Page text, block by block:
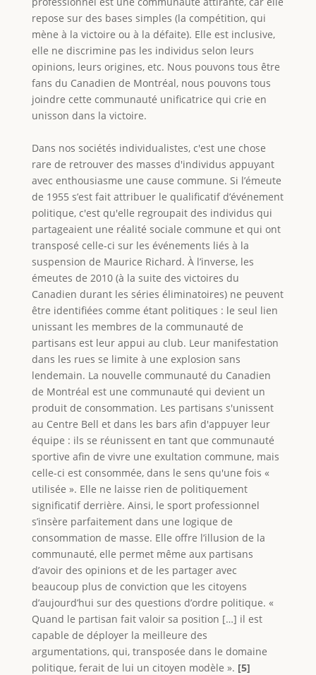
repose sur des bases simples (la compétition, qui
mène à la victoire ou à la défaite). Elle est inclusive,
elle ne discrimine pas les individus selon leurs
opinions, leurs origines, etc. Nous pouvons tous être
fans du Canadien de Montréal, nous pouvons tous
joindre cette communauté unificatrice qui crie en
unisson dans la victoire.
Dans nos sociétés individualistes, c'est une chose
rare de retrouver des masses d'individus appuyant
avec enthousiasme une cause commune. Si l’émeute
de 1955 s’est fait attribuer le qualificatif d’événement
politique, c'est qu'elle regroupait des individus qui
partageaient une réalité sociale commune et qui ont
transposé celle-ci sur les événements liés à la
suspension de Maurice Richard. À l’inverse, les
émeutes de 2010 (à la suite des victoires du
Canadien durant les séries éliminatoires) ne peuvent
être identifiées comme étant politiques : le seul lien
unissant les membres de la communauté de
partisans est leur appui au club. Leur manifestation
dans les rues se limite à une explosion sans
lendemain. La nouvelle communauté du Canadien
de Montréal est une communauté qui devient un
produit de consommation. Les partisans s'unissent
au Centre Bell et dans les bars afin d'appuyer leur
équipe : ils se réunissent en tant que communauté
sportive afin de vivre une exultation commune, mais
celle-ci est consommée, dans le sens qu'une fois «
utilisée ». Elle ne laisse rien de politiquement
significatif derrière. Ainsi, le sport professionnel
s’insère parfaitement dans une logique de
consommation de masse. Elle offre l’illusion de la
communauté, elle permet même aux partisans
d’avoir des opinions et de les partager avec
beaucoup plus de conviction que les citoyens
d’aujourd’hui sur des questions d’ordre politique. «
Quand le partisan fait valoir sa position […] il est
capable de déployer la meilleure des
argumentations, qui, transposée dans le domaine
politique, ferait de lui un citoyen modèle ». [5]